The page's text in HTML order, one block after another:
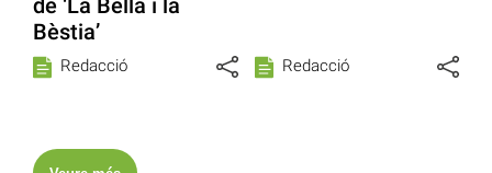
Bèstia’
Redacció Redacció